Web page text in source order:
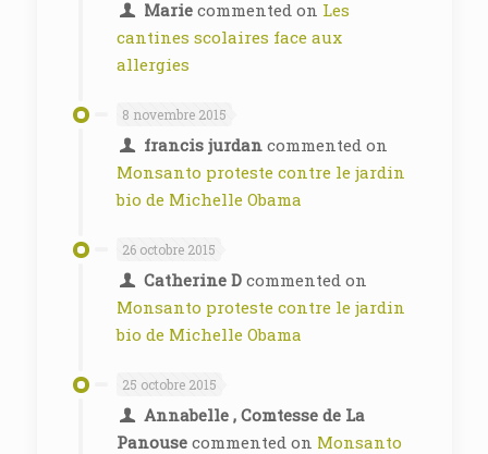
Mariecommented on Les
cantines scolaires face aux
allergies
8 novembre 2015
francis jurdancommented on
Monsanto proteste contre le jardin
bio de Michelle Obama
26 octobre 2015
Catherine Dcommented on
Monsanto proteste contre le jardin
bio de Michelle Obama
25 octobre 2015
Annabelle , Comtesse de La
Panousecommented on Monsanto